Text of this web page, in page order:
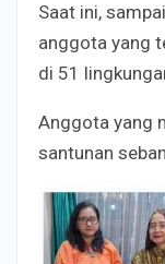
Saat ini,
anggota yang
di 51
Anggota yang
santunan